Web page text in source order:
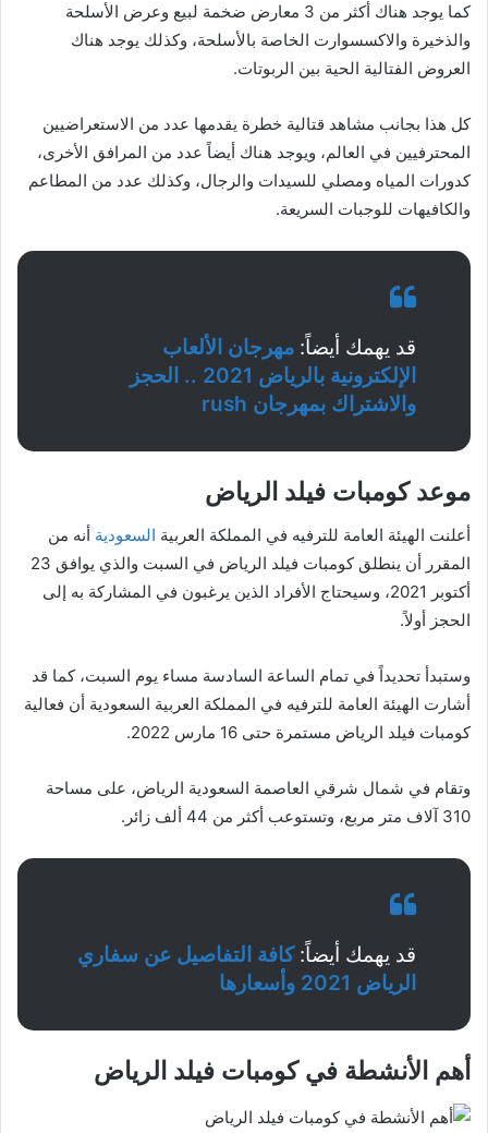
كما يوجد هناك أكثر من 3 معارض ضخمة لبيع وعرض الأسلحة
والذخيرة والاكسسوارت الخاصة بالأسلحة، وكذلك يوجد هناك
العروض الفتالية الحية بين الربوتات.
كل هذا بجانب مشاهد قتالية خطرة يقدمها عدد من الاستعراضيين
المحترفيين في العالم، ويوجد هناك أيضاً عدد من المرافق الأخرى،
كدورات المياه ومصلي للسيدات والرجال، وكذلك عدد من المطاعم
والكافيهات للوجبات السريعة.
قد يهمك أيضاً: مهرجان الألعاب
الإلكترونية بالرياض 2021 .. الحجز
والاشتراك بمهرجان rush
موعد كومبات فيلد الرياض
أعلنت الهيئة العامة للترفيه في المملكة العربية السعودية أنه من
المقرر أن ينطلق كومبات فيلد الرياض في السبت والذي يوافق 23
أكتوبر 2021، وسيحتاج الأفراد الذين يرغبون في المشاركة به إلى
الحجز أولاً.
وستبدأ تحديداً في تمام الساعة السادسة مساء يوم السبت، كما قد
أشارت الهيئة العامة للترفيه في المملكة العربية السعودية أن فعالية
كومبات فيلد الرياض مستمرة حتى 16 مارس 2022.
وتقام في شمال شرقي العاصمة السعودية الرياض، على مساحة
310 آلاف متر مربع، وتستوعب أكثر من 44 ألف زائر.
قد يهمك أيضاً:كافة التفاصيل عن سفاري
الرياض 2021 وأسعارها
أهم الأنشطة في كومبات فيلد الرياض